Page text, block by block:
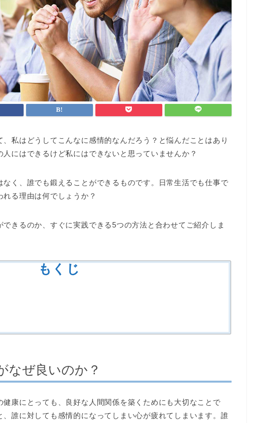
私はどうしてこんなに感情的なんだろう？と悩んだことはあり
にはできるけど私にはできないと思っていませんか？
く、誰でも鍛えることができるものです。日常生活でも仕事で
る理由は何でしょうか？
きるのか、すぐに実践できる5つの方法と合わせてご紹介しま
もくじ
なぜ良いのか？
康にとっても、良好な人間関係を築くためにも大切なことで
誰に対しても感情的になってしまい心が疲れてしまいます。誰